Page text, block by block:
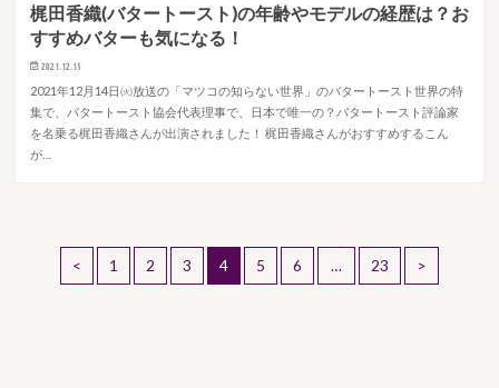
梶田香織(バタートースト)の年齢やモデルの経歴は？お
すすめバターも気になる！
2021.12.15
2021年12月14日㈫放送の「マツコの知らない世界」のバタートースト世界の特
集で、バタートースト協会代表理事で、日本で唯一の？バタートースト評論家
を名乗る梶田香織さんが出演されました！ 梶田香織さんがおすすめするこん
が…
< 1 2 3 4 5 6 … 23 >